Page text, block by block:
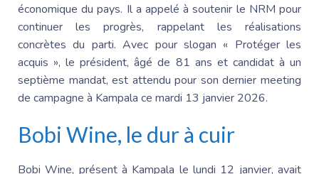
économique du pays. Il a appelé à soutenir le NRM pour
continuer les progrès, rappelant les réalisations
concrètes du parti. Avec pour slogan « Protéger les
acquis », le président, âgé de 81 ans et candidat à un
septième mandat, est attendu pour son dernier meeting
de campagne à Kampala ce mardi 13 janvier 2026.
Bobi Wine, le dur à cuir
Bobi Wine, présent à Kampala le lundi 12 janvier, avait